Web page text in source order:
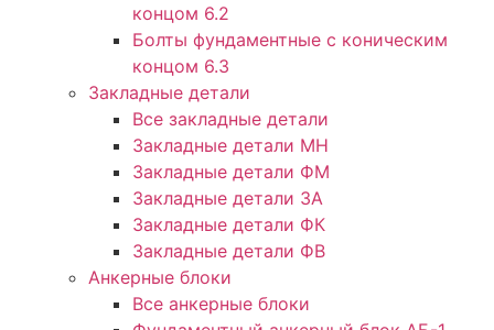
концом 6.2
Болты фундаментные с коническим
концом 6.3
Закладные детали
Все закладные детали
Закладные детали МН
Закладные детали ФМ
Закладные детали ЗА
Закладные детали ФК
Закладные детали ФВ
Анкерные блоки
Все анкерные блоки